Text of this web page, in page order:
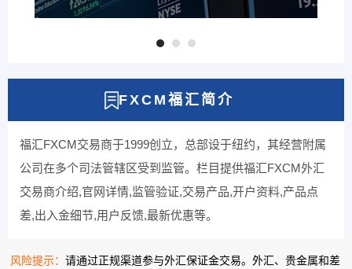
FXCM福汇简介
福汇FXCM交易商于1999创立，总部设于纽约，其经营附属
公司在多个司法管辖区受到监管。栏目提供福汇FXCM外汇
交易商介绍,官网详情,监管验证,交易产品,开户资料,产品点
差,出入金细节,用户反馈,最新优惠等。
风险提示：请通过正规渠道参与外汇保证金交易。外汇、贵金属和差